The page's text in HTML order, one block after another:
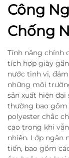
Công
Chống
Tính năng chính
tích hợp giày
nước tinh vi,
những môi
sản xuất hiện
thường bao gồm
polyester chắc
cao trong khi
nhiên. Lớp ngăn
tiến, bao gồm